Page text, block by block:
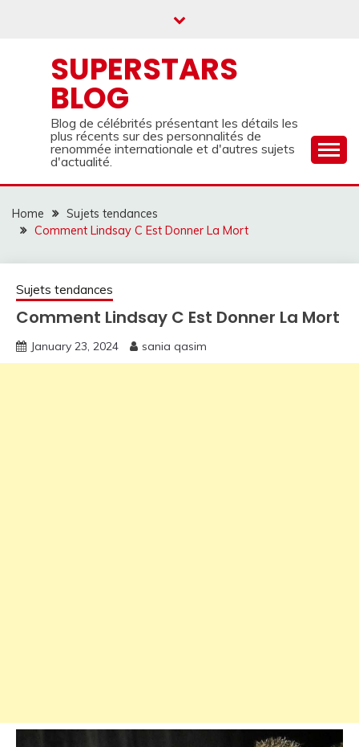
SUPERSTARS
BLOG
Blog de célébrités présentant les détails les
plus récents sur des personnalités de
renommée internationale et d'autres sujets
d'actualité.
Home
Sujets tendances
Comment Lindsay C Est Donner La Mort
Sujets tendances
Comment Lindsay C Est Donner La Mort
January 23, 2024 sania qasim